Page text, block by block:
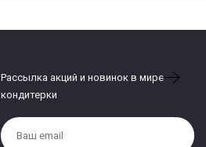
Рассылка акций и новинок в мире
кондитерки